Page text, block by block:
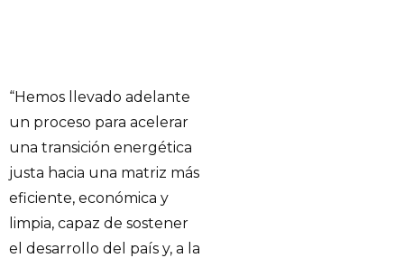
“Hemos llevado adelante
un proceso para acelerar
una transición energética
justa hacia una matriz más
eficiente, económica y
limpia, capaz de sostener
el desarrollo del país y, a la